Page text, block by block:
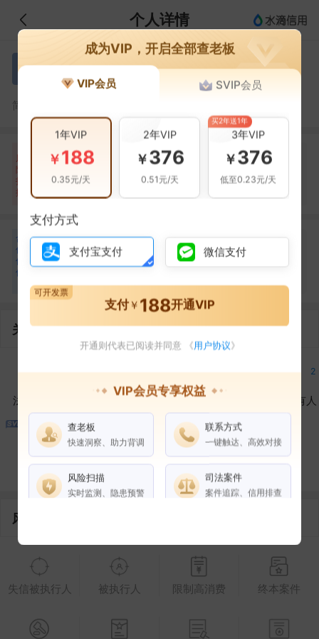
个人详情
马 马海洋
简介：
风
险
扫
描
自身风险
暂无风险
关联风险
暂无风险
提示信息
当前企业(0条)
合
作
伙
伴
马 马彦刚
合作1次
关联企业
3
法定代表人
1
对外投资
3
在外任职
2
作为受益所有人
1
控制企业 所属集团
1
合作伙伴
风险信息
失信被执行人 被执行人 限制高消费 终本案件
成为VIP，开启全部查老板
VIP会员 SVIP会员
1年VIP
￥188
0.35元/天
2年VIP
￥376
0.51元/天
3年VIP
￥376
低至0.23元/天
买2年送1年
支付方式
支付宝支付 微信支付
支付￥ 188开通VIP
可开发票
开通则代表已阅读并同意 《用户协议》
VIP会员专享权益
查老板
快速洞察、助力背调
联系方式
一键触达、高效对接
风险扫描
实时监测、隐患预警
司法案件
案件追踪、信用排查
权益说明 VIP会员 SVIP会员
企业全部电话